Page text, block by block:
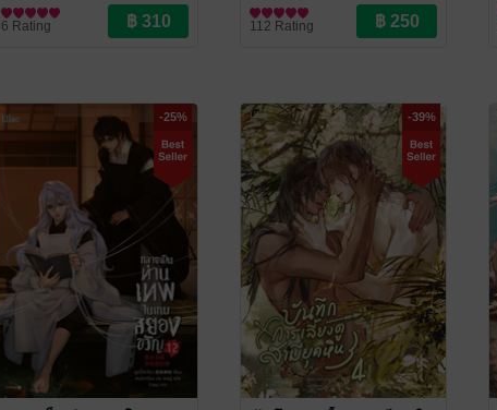
ซะงั้น เล่ม 2
Lilac Novel
นิยายวาย Boy Love / Yaoi
6 Rating
Novel
นิยายวาย Boy Love / Yaoi
112 Rating
-25% -39%